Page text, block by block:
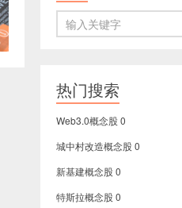
热门搜索
Web3.0概念股0
城中村改造概念股0
新基建概念股0
特斯拉概念股0